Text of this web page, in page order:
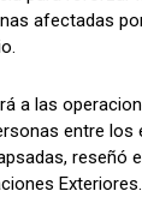
afectadas
a las
entre los
reseñó
Exteriores.